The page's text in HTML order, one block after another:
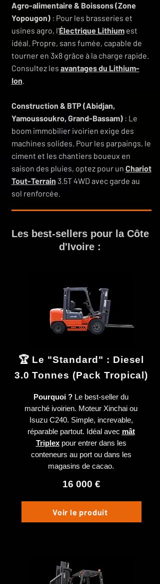
Agro-alimentaire & Boissons (Zone
Yopougon): Pour les brasseries et
usines agro, l'Électrique Lithiumest
idéal. Propre, sans fumée, capable de
tourner en 3x8 grâce à la charge rapide.
Consultez les avantages du Lithium-
Ion.
Construction & BTP (Abidjan,
Yamoussoukro, Grand-Bassam): Le
boom immobilier ivoirien exige des
machines solides. Pour les parpaings, le
ciment et les chantiers boueux en
saison des pluies, optez pour un Chariot
Tout-Terrain 3.5T 4WD avec garde au
sol renforcée.
Les best-sellers pour la Côte
d'Ivoire :
🏆 Le "Standard" : Diesel
3.0 Tonnes (Pack Tropical)
Pourquoi ? Le best-seller du
marché ivoirien. Moteur Xinchai ou
Isuzu C240. Simple, increvable,
réparable partout. Idéal avec mât
Triplexpour entrer dans les
conteneurs au port ou dans les
magasins de cacao.
16 000 €
Voir le produit